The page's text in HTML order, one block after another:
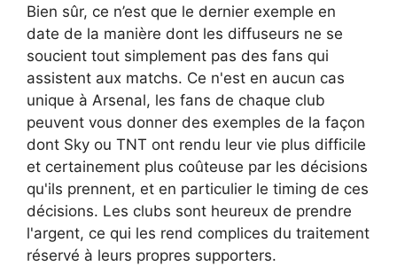
Bien sûr, ce n’est que le dernier exemple en
date de la manière dont les diffuseurs ne se
soucient tout simplement pas des fans qui
assistent aux matchs. Ce n'est en aucun cas
unique à Arsenal, les fans de chaque club
peuvent vous donner des exemples de la façon
dont Sky ou TNT ont rendu leur vie plus difficile
et certainement plus coûteuse par les décisions
qu'ils prennent, et en particulier le timing de ces
décisions. Les clubs sont heureux de prendre
l'argent, ce qui les rend complices du traitement
réservé à leurs propres supporters.